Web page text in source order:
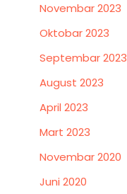
Novembar 2023
Oktobar 2023
Septembar 2023
August 2023
April 2023
Mart 2023
Novembar 2020
Juni 2020